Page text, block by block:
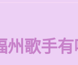
州歌手